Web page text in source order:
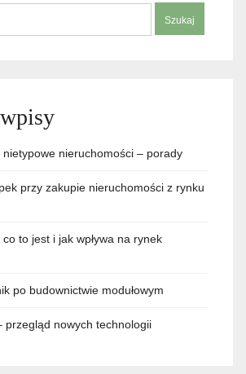
nietypowe nieruchomości – porady
przy zakupie nieruchomości z rynku
to jest i jak wpływa na rynek
po budownictwie modułowym
przegląd nowych technologii